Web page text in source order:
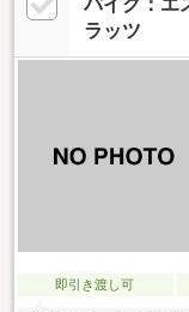
ラッツ
即引き渡し可